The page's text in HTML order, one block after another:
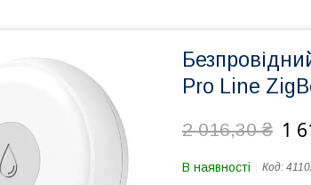
Pro Line
2 016,30 ₴ 1
В наявності Код: